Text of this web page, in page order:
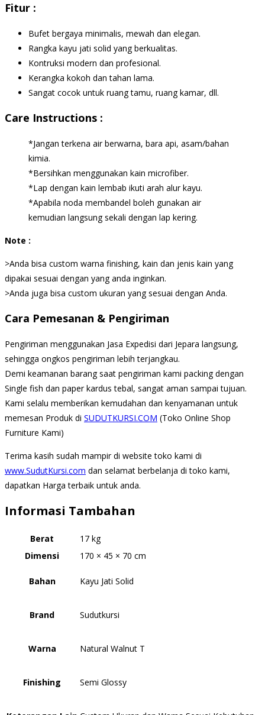
Fitur :
Bufet bergaya minimalis, mewah dan elegan.
Rangka kayu jati solid yang berkualitas.
Kontruksi modern dan profesional.
Kerangka kokoh dan tahan lama.
Sangat cocok untuk ruang tamu, ruang kamar, dll.
Care Instructions :
*Jangan terkena air berwarna, bara api, asam/bahan
kimia.
*Bersihkan menggunakan kain microfiber.
*Lap dengan kain lembab ikuti arah alur kayu.
*Apabila noda membandel boleh gunakan air
kemudian langsung sekali dengan lap kering.
Note :
>Anda bisa custom warna finishing, kain dan jenis kain yang
dipakai sesuai dengan yang anda inginkan.
>Anda juga bisa custom ukuran yang sesuai dengan Anda.
Cara Pemesanan & Pengiriman
Pengiriman menggunakan Jasa Expedisi dari Jepara langsung,
sehingga ongkos pengiriman lebih terjangkau.
Demi keamanan barang saat pengiriman kami packing dengan
Single fish dan paper kardus tebal, sangat aman sampai tujuan.
Kami selalu memberikan kemudahan dan kenyamanan untuk
memesan Produk di SUDUTKURSI.COM (Toko Online Shop
Furniture Kami)
Terima kasih sudah mampir di website toko kami di
www.SudutKursi.com dan selamat berbelanja di toko kami,
dapatkan Harga terbaik untuk anda.
Informasi Tambahan
Berat
17 kg
Dimensi
170 × 45 × 70 cm
Bahan Kayu Jati Solid
Brand Sudutkursi
Warna Natural Walnut T
Finishing Semi Glossy